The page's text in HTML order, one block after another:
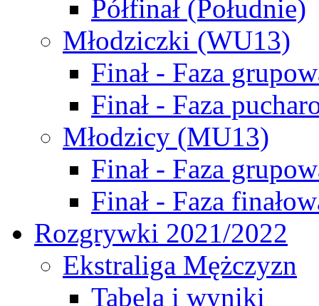
Półfinał (Południe)
Młodziczki (WU13)
Finał - Faza
Finał - Faza
Młodzicy (MU13)
Finał - Faza
Finał - Faza
Rozgrywki 2021/2022
Ekstraliga Mężczyzn
Tabela i wyniki